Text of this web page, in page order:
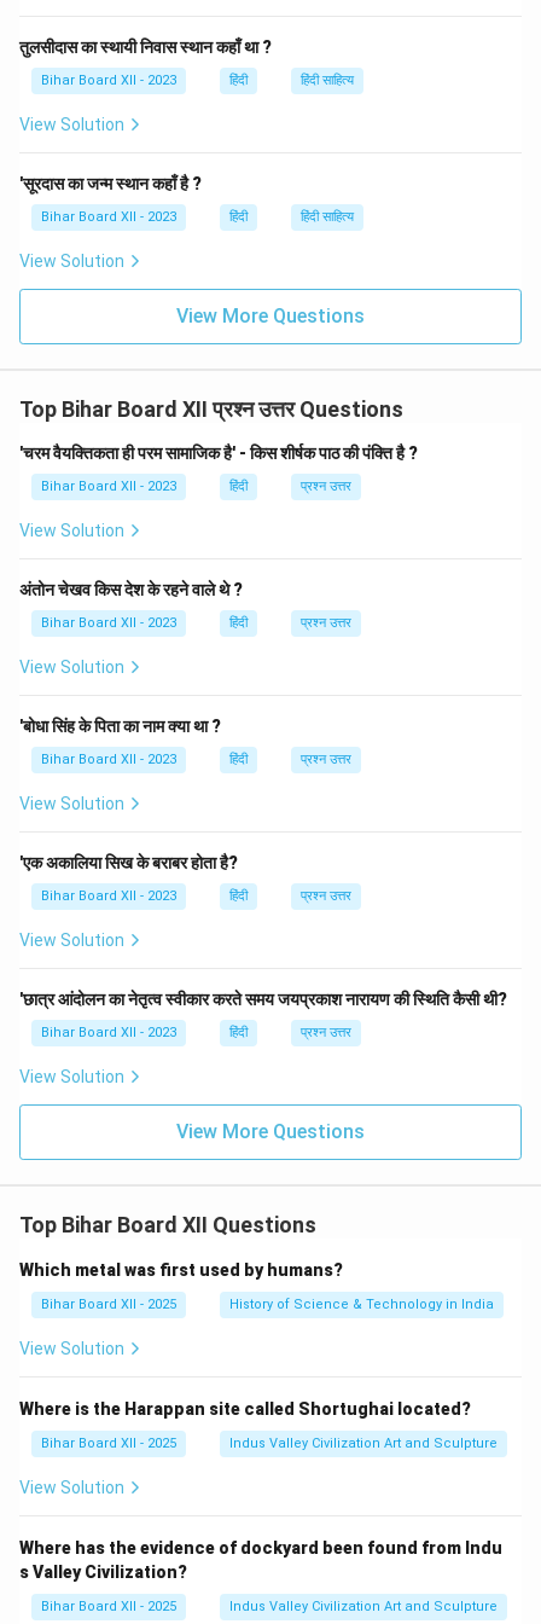
तुलसीदास का स्थायी निवास स्थान कहाँ था ?
Bihar Board XII - 2023 हिंदी हिंदी साहित्य
View Solution
'सूरदास का जन्म स्थान कहाँ है ?
Bihar Board XII - 2023 हिंदी हिंदी साहित्य
View Solution
View More Questions
Top Bihar Board XII प्रश्न उत्तर Questions
'चरम वैयक्तिकता ही परम सामाजिक है' - किस शीर्षक पाठ की पंक्ति है ?
Bihar Board XII - 2023 हिंदी प्रश्न उत्तर
View Solution
अंतोन चेखव किस देश के रहने वाले थे ?
Bihar Board XII - 2023 हिंदी प्रश्न उत्तर
View Solution
'बोधा सिंह के पिता का नाम क्या था ?
Bihar Board XII - 2023 हिंदी प्रश्न उत्तर
View Solution
'एक अकालिया सिख के बराबर होता है?
Bihar Board XII - 2023 हिंदी प्रश्न उत्तर
View Solution
'छात्र आंदोलन का नेतृत्व स्वीकार करते समय जयप्रकाश नारायण की स्थिति कैसी थी?
Bihar Board XII - 2023 हिंदी प्रश्न उत्तर
View Solution
View More Questions
Top Bihar Board XII Questions
Which metal was first used by humans?
Bihar Board XII - 2025 History of Science & Technology in India
View Solution
Where is the Harappan site called Shortughai located?
Bihar Board XII - 2025 Indus Valley Civilization Art and Sculpture
View Solution
Where has the evidence of dockyard been found from Indu
s Valley Civilization?
Bihar Board XII - 2025 Indus Valley Civilization Art and Sculpture